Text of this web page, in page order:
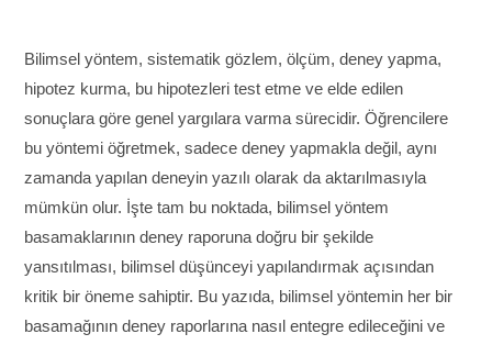
Bilimsel yöntem, sistematik gözlem, ölçüm, deney yapma,
hipotez kurma, bu hipotezleri test etme ve elde edilen
sonuçlara göre genel yargılara varma sürecidir. Öğrencilere
bu yöntemi öğretmek, sadece deney yapmakla değil, aynı
zamanda yapılan deneyin yazılı olarak da aktarılmasıyla
mümkün olur. İşte tam bu noktada, bilimsel yöntem
basamaklarının deney raporuna doğru bir şekilde
yansıtılması, bilimsel düşünceyi yapılandırmak açısından
kritik bir öneme sahiptir. Bu yazıda, bilimsel yöntemin her bir
basamağının deney raporlarına nasıl entegre edileceğini ve